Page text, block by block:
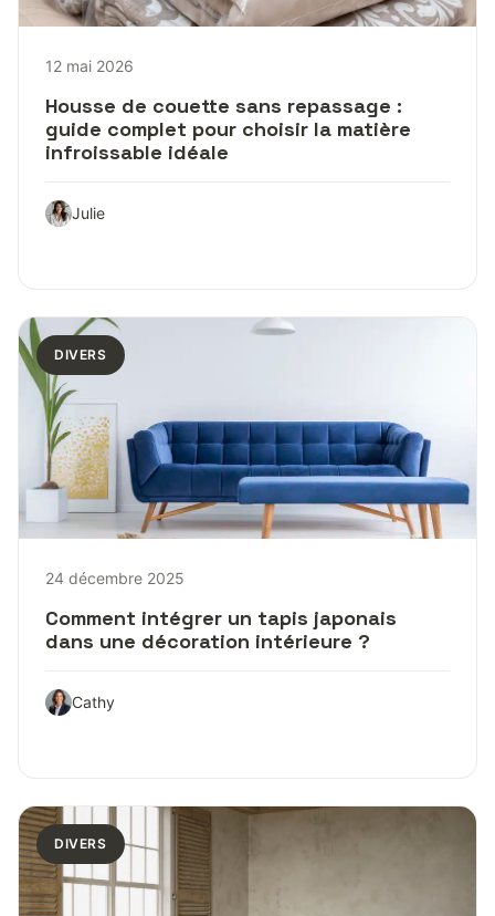
12 mai 2026
Housse de couette sans repassage :
guide complet pour choisir la matière
infroissable idéale
Julie
DIVERS
24 décembre 2025
Comment intégrer un tapis japonais
dans une décoration intérieure ?
Cathy
DIVERS